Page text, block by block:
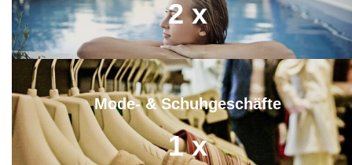
2 x
Mode- & Schuhgeschäfte
1 x